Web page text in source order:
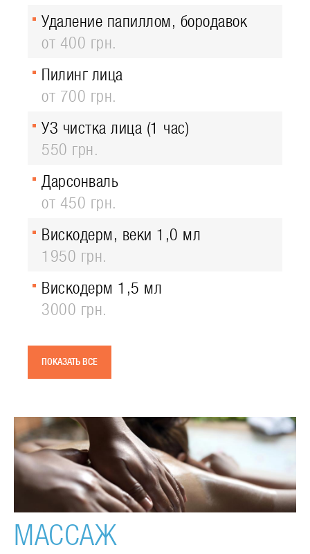
Удаление папиллом, бородавок
от 400 грн.
Пилинг лица
от 700 грн.
УЗ чистка лица (1 час)
550 грн.
Дарсонваль
от 450 грн.
Вискодерм, веки 1,0 мл
1950 грн.
Вискодерм 1,5 мл
3000 грн.
ПОКАЗАТЬ ВСЕ
МАССАЖ